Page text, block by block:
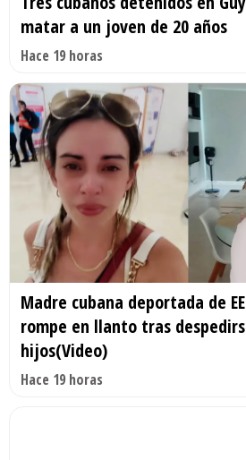
matar a un joven de 20 años
Hace 19 horas
Madre cubana deportada de
rompe en llanto tras
hijos(Video)
Hace 19 horas